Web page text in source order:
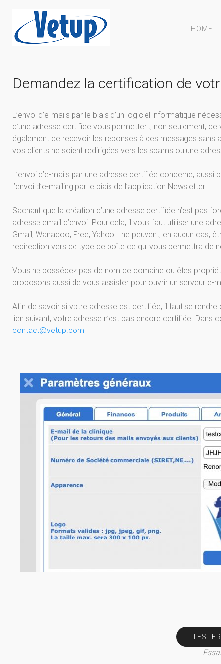
HOME
Demandez la certification de
L’envoi d’e-mails par le biais d’un logiciel informatique
d’une adresse certifiée vous permettent, non seulement,
également de recevoir les réponses à ces messages sans
vos clients ne soient redirigées vers les spams ou une
L’envoi d’e-mails par une adresse certifiée concerne,
l’envoi d’e-mailing par le biais de l’application Newsletter.
Sachant que la création d’une adresse certifiée n’est pas
adresse email d’envoi. Pour cela, il vous faut utiliser une
Gmail, Wanadoo, Free, Yahoo… ne peuvent, en aucun cas,
redirection vers ce type de boîte ce qui vous permettra de
Vous ne possédez pas de nom de domaine ou êtes
proposons aussi de vous assister pour ouvrir un serveur e-
Afin de savoir si votre adresse est certifiée, il faut se rendre
lien suivant, votre adresse n’est pas encore certifiée.
contact@vetup.com